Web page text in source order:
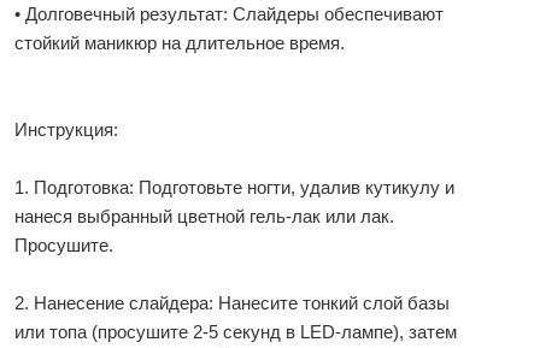
• Долговечный результат: Слайдеры обеспечивают
стойкий маникюр на длительное время.
Инструкция:
1. Подготовка: Подготовьте ногти, удалив кутикулу и
нанеся выбранный цветной гель-лак или лак.
Просушите.
2. Нанесение слайдера: Нанесите тонкий слой базы
или топа (просушите 2-5 секунд в LED-лампе), затем